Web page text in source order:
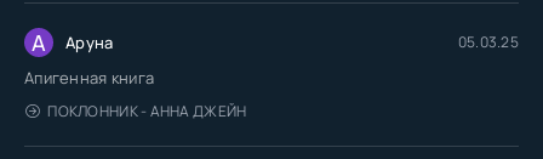
А Аруна 05.03.25
Апигенная книга
ПОКЛОННИК - АННА ДЖЕЙН
Бах